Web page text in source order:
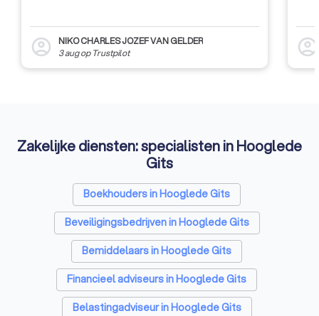
account_circle
NIKO CHARLES JOZEF VAN GELDER
3 augop Trustpilot account_circle
Zakelijke diensten: specialisten in Hooglede
Gits
Boekhouders in Hooglede Gits
Beveiligingsbedrijven in Hooglede Gits
Bemiddelaars in Hooglede Gits
Financieel adviseurs in Hooglede Gits
Belastingadviseur in Hooglede Gits